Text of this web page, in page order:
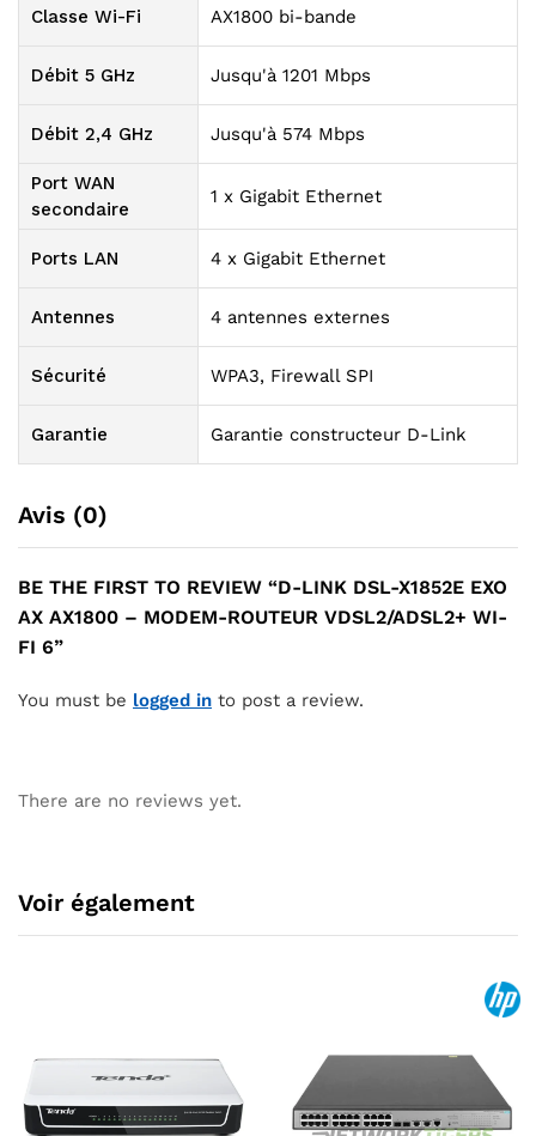
Classe Wi-Fi AX1800 bi-bande
Débit 5 GHz Jusqu'à 1201 Mbps
Débit 2,4 GHz Jusqu'à 574 Mbps
Port WAN
secondaire
1 x Gigabit Ethernet
Ports LAN 4 x Gigabit Ethernet
Antennes 4 antennes externes
Sécurité WPA3, Firewall SPI
Garantie Garantie constructeur D-Link
Avis (0)
BE THE FIRST TO REVIEW “D-LINK DSL-X1852E EXO
AX AX1800 – MODEM-ROUTEUR VDSL2/ADSL2+ WI-
FI 6”
You must be logged in to post a review.
There are no reviews yet.
Voir également